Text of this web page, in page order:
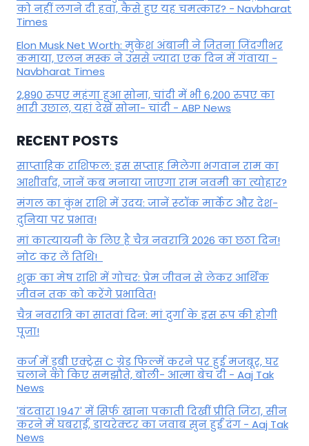
को नहीं लगने दी हवा, कैसे हुए यह चमत्कार? - Navbharat
Times
Elon Musk Net Worth: मुकेश अंबानी ने जितना जिंदगीभर
कमाया, एलन मस्क ने उससे ज्यादा एक दिन में गंवाया -
Navbharat Times
2,890 रुपए महंगा हुआ सोना, चांदी में भी 6,200 रुपए का
भारी उछाल, यहां देखें सोना- चांदी - ABP News
RECENT POSTS
साप्ताहिक राशिफल: इस सप्ताह मिलेगा भगवान राम का
आशीर्वाद, जानें कब मनाया जाएगा राम नवमी का त्योहार?
मंगल का कुंभ राशि में उदय: जानें स्‍टॉक मार्केट और देश-
दुनिया पर प्रभाव!
मां कात्‍यायनी के लिए है चैत्र नवरात्रि 2026 का छठा दिन!
नोट कर लें तिथि!
शुक्र का मेष राशि में गोचर: प्रेम जीवन से लेकर आर्थिक
जीवन तक को करेंगे प्रभावित!
चैत्र नवरात्रि का सातवां दिन: मां दुर्गा के इस रूप की होगी
पूजा!
कर्ज में डूबी एक्ट्रेस C ग्रेड फिल्में करने पर हुई मजबूर, घर
चलाने को किए समझौते, बोली- आत्मा बेच दी - Aaj Tak
News
'बंटवारा 1947' में सिर्फ खाना पकाती दिखीं प्रीति जिंटा, सीन
करने में घबराईं, डायरेक्टर का जवाब सुन हुईं दंग - Aaj Tak
News